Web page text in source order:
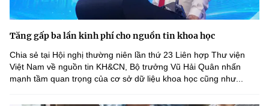
Tăng gấp ba lần kinh phí cho nguồn tin khoa học
Chia sẻ tại Hội nghị thường niên lần thứ 23 Liên hợp Thư viện
Việt Nam về nguồn tin KH&CN, Bộ trưởng Vũ Hải Quân nhấn
mạnh tầm quan trọng của cơ sở dữ liệu khoa học cũng như...